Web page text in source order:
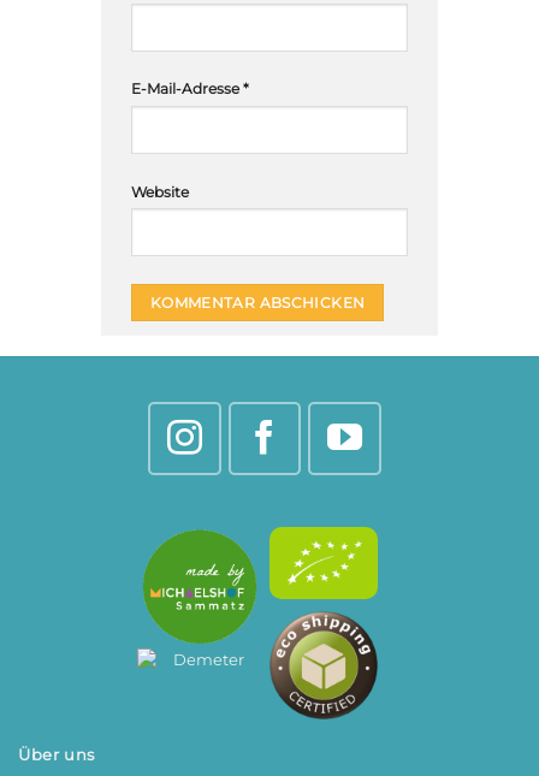
E-Mail-Adresse*
Website
Über uns